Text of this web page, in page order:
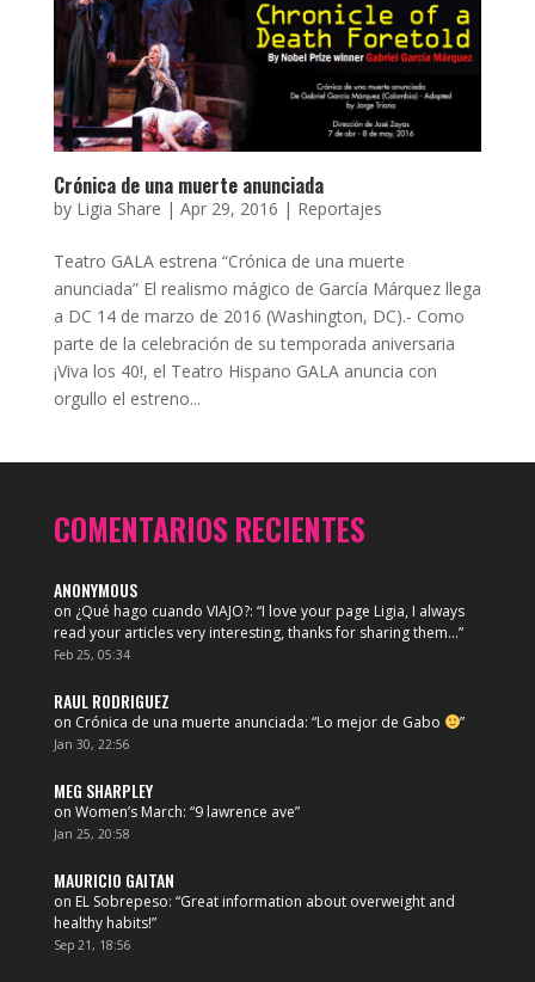
Crónica de una muerte anunciada
by Ligia Share | Apr 29, 2016 | Reportajes
Teatro GALA estrena “Crónica de una muerte
anunciada” El realismo mágico de García Márquez llega
a DC 14 de marzo de 2016 (Washington, DC).- Como
parte de la celebración de su temporada aniversaria
¡Viva los 40!, el Teatro Hispano GALA anuncia con
orgullo el estreno...
COMENTARIOS RECIENTES
ANONYMOUS
on ¿Qué hago cuando VIAJO?: “I love your page Ligia, I always
read your articles very interesting, thanks for sharing them…”
Feb 25, 05:34
RAUL RODRIGUEZ
on Crónica de una muerte anunciada: “Lo mejor de Gabo ”
Jan 30, 22:56
MEG SHARPLEY
on Women’s March: “9 lawrence ave”
Jan 25, 20:58
MAURICIO GAITAN
on EL Sobrepeso: “Great information about overweight and
healthy habits!”
Sep 21, 18:56